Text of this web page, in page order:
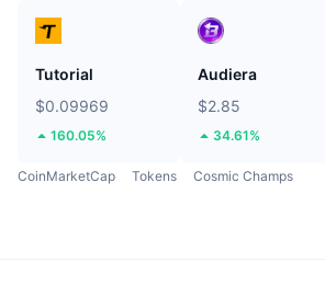
Tutorial
$0.09969
160.05%
Audiera
$2.85
34.61%
CoinMarketCap Tokens Cosmic Champs